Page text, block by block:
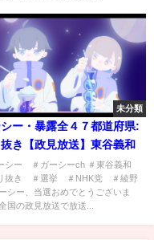
未分類
ー・暴露全４７都道府県:
き【政見放送】東谷義和
シー ＃ガーシーch ＃東谷義和
抜き ＃選挙 ＃NHK党 ＃綾野
シー、当選おめでとうございま
国の政見放送で放送...